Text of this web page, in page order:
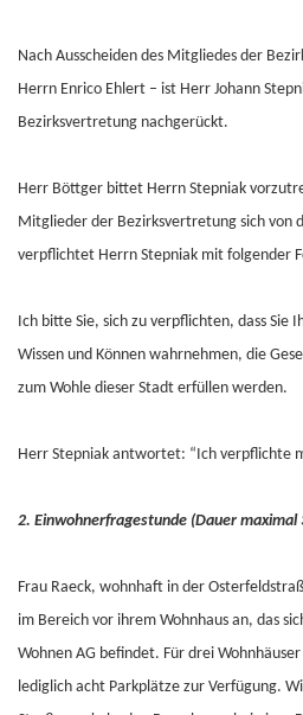
Nach Ausscheiden des Mitgliedes der
Herrn Enrico Ehlert – ist Herr Johann
Bezirksvertretung nachgerückt.
Herr Böttger bittet Herrn Stepniak
Mitglieder der Bezirksvertretung sich von
verpflichtet Herrn Stepniak mit folgender
Ich bitte Sie, sich zu verpflichten, dass Sie
Wissen und Können wahrnehmen, die
zum Wohle dieser Stadt erfüllen werden.
Herr Stepniak antwortet: “Ich verpflichte
2. Einwohnerfragestunde (Dauer maximal
Frau Raeck, wohnhaft in der
im Bereich vor ihrem Wohnhaus an, das
Wohnen AG befindet. Für drei
lediglich acht Parkplätze zur Verfügung.